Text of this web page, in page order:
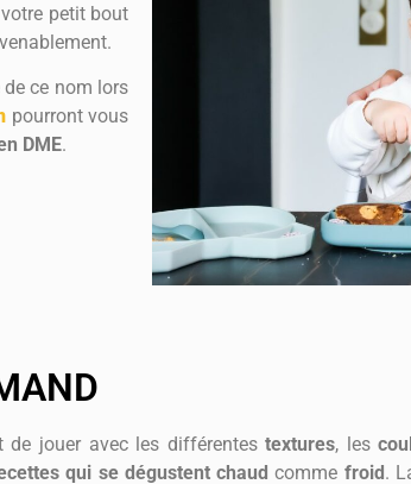
petit bout
ce nom lors
pourront vous
DME.
de jouer avec les différentestextures, les
qui se dégustent chaud comme froid.